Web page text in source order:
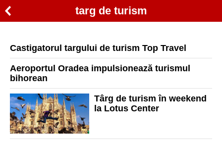
targ de turism
Castigatorul targului de turism Top Travel
Aeroportul Oradea impulsionează turismul
bihorean
Târg de turism în weekend
la Lotus Center